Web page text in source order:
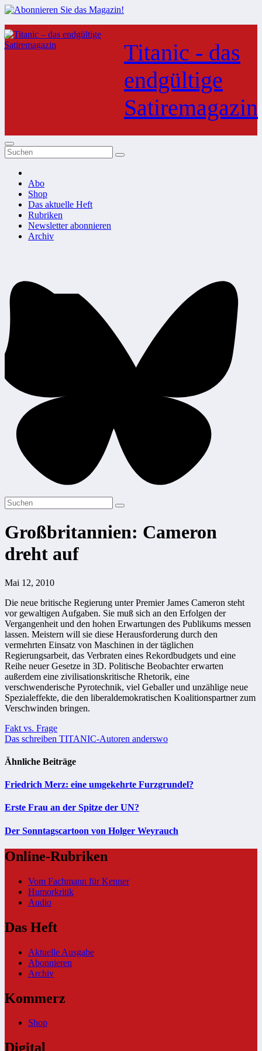
Zum
Inhalt
springen
Titanic - das
endgültige
Satiremagazin
Abo
Shop
Das aktuelle Heft
Rubriken
Newsletter abonnieren
Archiv
Großbritannien: Cameron
dreht auf
Mai 12, 2010
Die neue britische Regierung unter Premier James Cameron steht
vor gewaltigen Aufgaben. Sie muß sich an den Erfolgen der
Vergangenheit und den hohen Erwartungen des Publikums messen
lassen. Meistern will sie diese Herausforderung durch den
vermehrten Einsatz von Maschinen in der täglichen
Regierungsarbeit, das Verbraten eines Rekordbudgets und eine
Reihe neuer Gesetze in 3D. Politische Beobachter erwarten
außerdem eine zivilisationskritische Rhetorik, eine
verschwenderische Pyrotechnik, viel Geballer und unzählige neue
Spezialeffekte, die den liberaldemokratischen Koalitionspartner zum
Verschwinden bringen.
Beitragsnavigation
Fakt vs. Frage
Das schreiben TITANIC-Autoren anderswo
Ähnliche Beiträge
Friedrich Merz: eine umgekehrte Furzgrundel?
Erste Frau an der Spitze der UN?
Der Sonntagscartoon von Holger Weyrauch
Online-Rubriken
Vom Fachmann für Kenner
Humorkritik
Audio
Das Heft
Aktuelle Ausgabe
Abonnieren
Archiv
Kommerz
Shop
Digital